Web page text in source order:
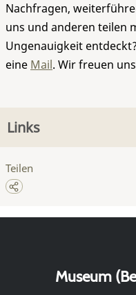
Nachfragen,
uns und anderen teilen
Ungenauigkeit
eine Mail. Wir freuen
Links
Teilen
Museum